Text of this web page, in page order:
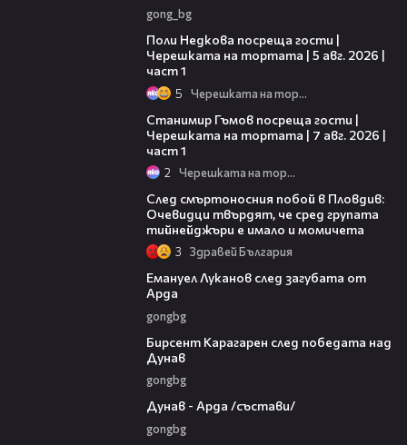
gong_bg
Поли Недкова посреща гости |
Черешката на тортата | 5 авг. 2026 |
част 1
5 Черешката на тортата
Станимир Гъмов посреща гости |
Черешката на тортата | 7 авг. 2026 |
част 1
2 Черешката на тортата
След смъртоносния побой в Пловдив:
Очевидци твърдят, че сред групата
тийнейджъри е имало и момичета
3 Здравей България
Емануел Луканов след загубата от
Арда
gongbg
Бирсент Карагарен след победата над
Дунав
gongbg
Дунав - Арда /състави/
gongbg